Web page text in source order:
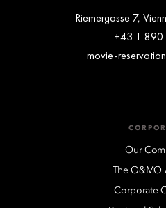
Riemergasse 7,
+43 1
movie-
Our
The
Corporate